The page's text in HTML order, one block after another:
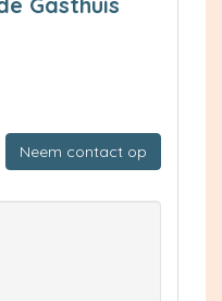
Neem contact op